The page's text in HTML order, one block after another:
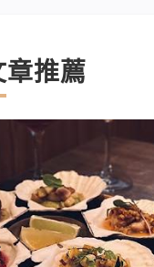
推薦